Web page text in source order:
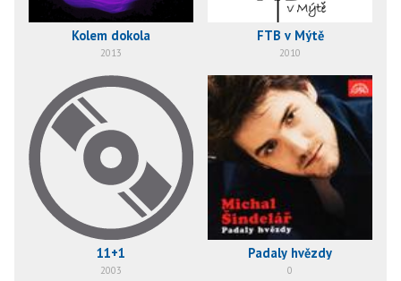
Kolem dokola
2013
FTB v Mýtě
2010
11+1
2003
Padaly hvězdy
0